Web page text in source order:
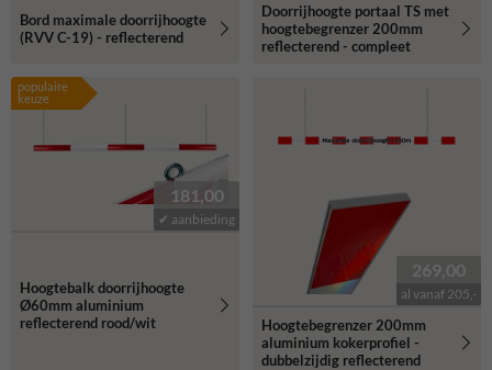
Bord maximale doorrijhoogte
(RVV C-19) - reflecterend
Doorrijhoogte portaal TS met
hoogtebegrenzer 200mm
reflecterend - compleet
populaire
keuze
181,00
✔ aanbieding
Hoogtebalk doorrijhoogte
Ø60mm aluminium
reflecterend rood/wit
269,00
al vanaf 205,-
Hoogtebegrenzer 200mm
aluminium kokerprofiel -
dubbelzijdig reflecterend